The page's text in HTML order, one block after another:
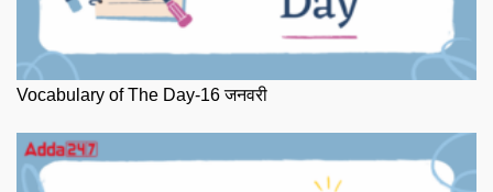
Vocabulary of The Day-16 जनवरी